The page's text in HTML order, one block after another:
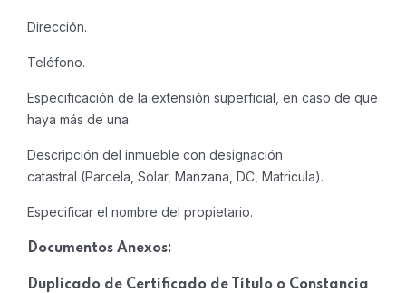
Dirección.
Teléfono.
Especificación de la extensión superficial, en caso de que
haya más de una.
Descripción del inmueble con designación
catastral (Parcela, Solar, Manzana, DC, Matricula).
Especificar el nombre del propietario.
Documentos Anexos:
Duplicado de Certificado de Título o Constancia